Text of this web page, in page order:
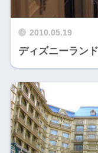
2010.05.19
ディズニーラン